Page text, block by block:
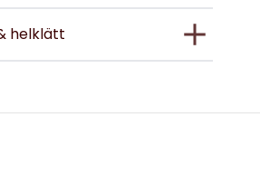
helklätt